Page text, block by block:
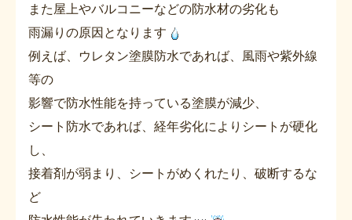
また屋上やバルコニーなどの防水材の劣化も
雨漏りの原因となります
例えば、ウレタン塗膜防水であれば、風雨や紫外線
等の
影響で防水性能を持っている塗膜が減少、
シート防水であれば、経年劣化によりシートが硬化
し、
接着剤が弱まり、シートがめくれたり、破断するな
ど